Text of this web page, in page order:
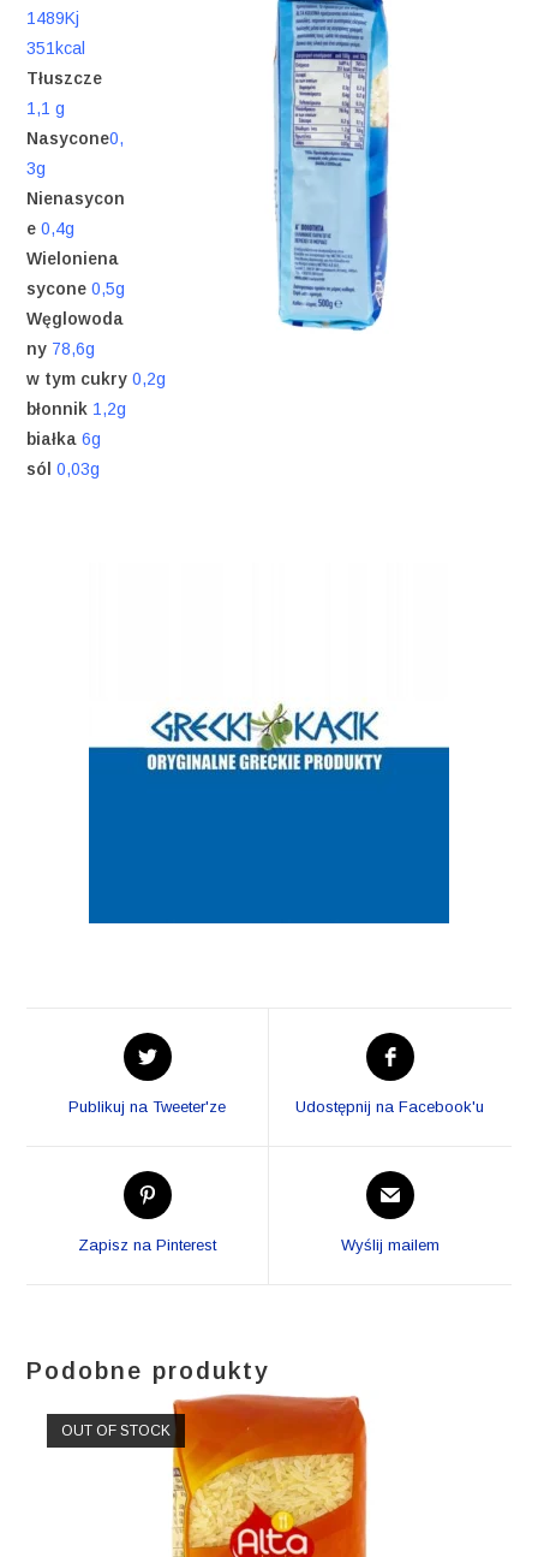
1489Kj
351kcal
Tłuszcze
1,1 g
Nasycone0,
3g
Nienasycon
e 0,4g
Wieloniena
sycone 0,5g
Węglowoda
ny 78,6g
w tym cukry 0,2g
błonnik 1,2g
białka 6g
sól 0,03g
Opens
in
new
Publikuj na Tweeter'ze
Opens
in
new
Udostępnij na Facebook'u
Opens
in
Zapisz na Pinterest
Opens
in
new
Wyślij mailem
Podobne produkty
OUT OF STOCK